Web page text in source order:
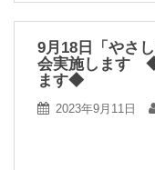
9月18日「やさ
会実施します
ます◆
2023年9月11日